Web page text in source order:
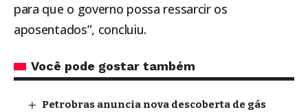
para que o governo possa ressarcir os
aposentados”, concluiu.
Você pode gostar também
Petrobras anuncia nova descoberta de gás